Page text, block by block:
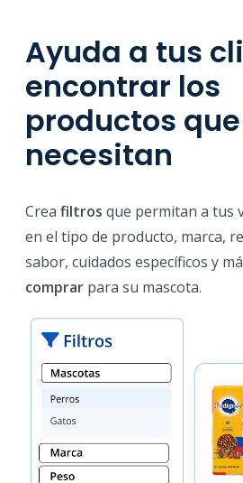
Ayuda a tus
encontrar los
productos que
necesitan
Crea filtros que permitan a tus
en el tipo de producto, marca,
sabor, cuidados específicos y
comprar para su mascota.